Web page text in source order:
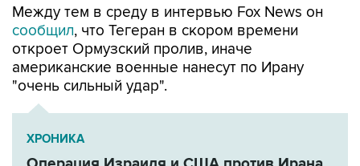
Между тем в среду в интервью Fox News он
сообщил, что Тегеран в скором времени
откроет Ормузский пролив, иначе
американские военные нанесут по Ирану
"очень сильный удар".
ХРОНИКА